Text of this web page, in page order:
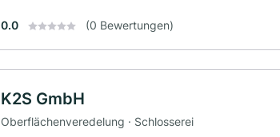
0.0 (0 Bewertungen)
K2S GmbH
Oberflächenveredelung · Schlosserei